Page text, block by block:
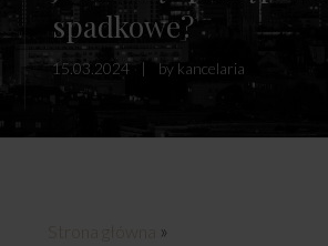
spadkowe?
15.03.2024 by kancelaria
Strona główna »